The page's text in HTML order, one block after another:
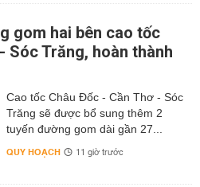
gom hai bên cao tốc
Sóc Trăng, hoàn thành
Cao tốc Châu Đốc - Cần Thơ - Sóc
Trăng sẽ được bổ sung thêm 2
tuyến đường gom dài gần 27...
QUY HOẠCH 11 giờ trước